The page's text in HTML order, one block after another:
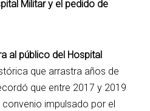
Militar y el pedido de
al público del Hospital
que arrastra años de
que entre 2017 y 2019
impulsado por el